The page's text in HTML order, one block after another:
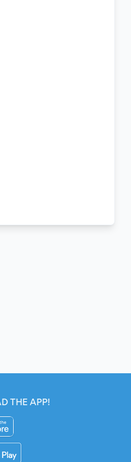
THE APP!